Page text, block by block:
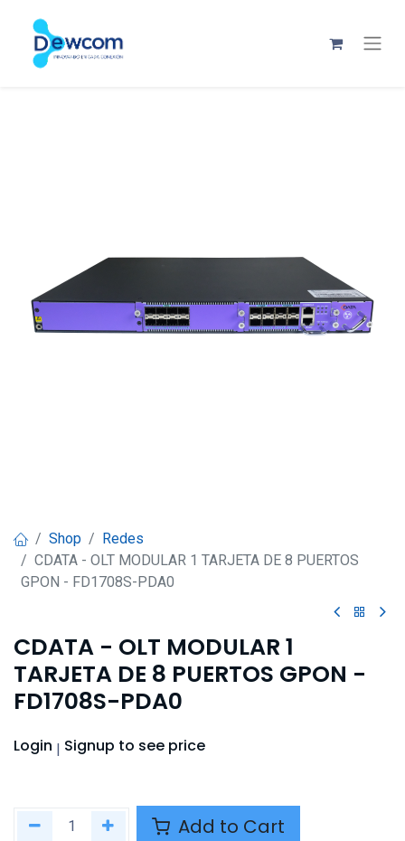
Shop
Redes
CDATA - OLT MODULAR 1 TARJETA DE 8 PUERTOS
GPON - FD1708S-PDA0
CDATA - OLT MODULAR 1
TARJETA DE 8 PUERTOS GPON -
FD1708S-PDA0
Login | Signup to see price
Add to Cart